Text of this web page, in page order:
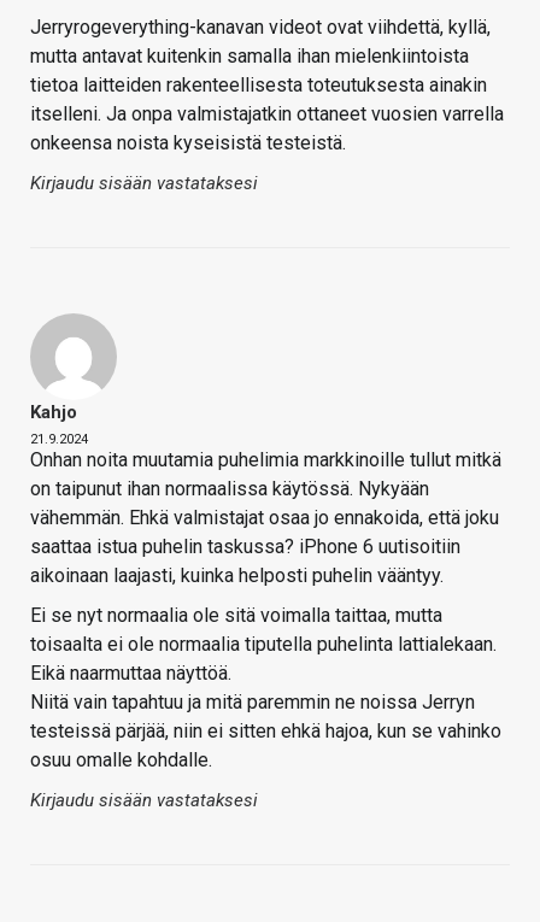
Jerryrogeverything-kanavan videot ovat viihdettä, kyllä,
mutta antavat kuitenkin samalla ihan mielenkiintoista
tietoa laitteiden rakenteellisesta toteutuksesta ainakin
itselleni. Ja onpa valmistajatkin ottaneet vuosien varrella
onkeensa noista kyseisistä testeistä.
Kirjaudu sisään vastataksesi
Kahjo
21.9.2024
Onhan noita muutamia puhelimia markkinoille tullut mitkä
on taipunut ihan normaalissa käytössä. Nykyään
vähemmän. Ehkä valmistajat osaa jo ennakoida, että joku
saattaa istua puhelin taskussa? iPhone 6 uutisoitiin
aikoinaan laajasti, kuinka helposti puhelin vääntyy.
Ei se nyt normaalia ole sitä voimalla taittaa, mutta
toisaalta ei ole normaalia tiputella puhelinta lattialekaan.
Eikä naarmuttaa näyttöä.
Niitä vain tapahtuu ja mitä paremmin ne noissa Jerryn
testeissä pärjää, niin ei sitten ehkä hajoa, kun se vahinko
osuu omalle kohdalle.
Kirjaudu sisään vastataksesi